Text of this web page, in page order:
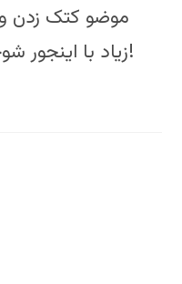
موضو کتک زدن
زیاد با اینجور شوخی ها راستش حال نمیکنم!